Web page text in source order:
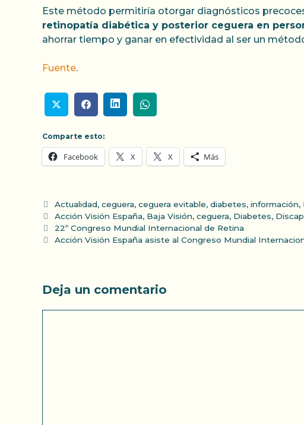
Este método permitiría otorgar diagnósticos
retinopatía diabética y posterior ceguera en
ahorrar tiempo y ganar en efectividad al ser un
Fuente.
Comparte esto:
Facebook X X Más
Categorías
Actualidad, ceguera, ceguera evitable, diabetes, información,
Etiquetas
Acción Visión España, Baja Visión, ceguera, Diabetes,
22º Congreso Mundial Internacional de Retina
Acción Visión España asiste al Congreso Mundial
Deja un comentario